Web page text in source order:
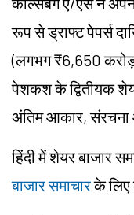
रूप से ड्राफ्ट पेपर्स
(लगभग ₹6,650
पेशकश के द्वितीयक
अंतिम आकार,
हिंदी में शेयर बाजार
बाजार समाचारके लिए